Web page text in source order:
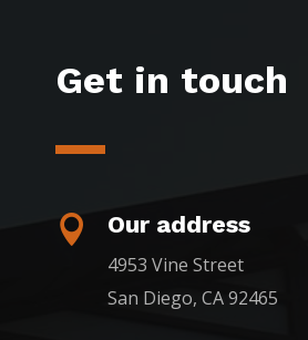
Get in touch
 Our address
4953 Vine Street
San Diego, CA 92465